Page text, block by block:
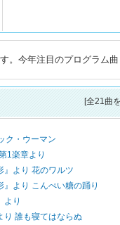
。今年注目のプログラム曲
[全21曲
ク・ウーマン
1楽章より
』より 花のワルツ
より こんぺい糖の踊り
より
り 誰も寝てはならぬ